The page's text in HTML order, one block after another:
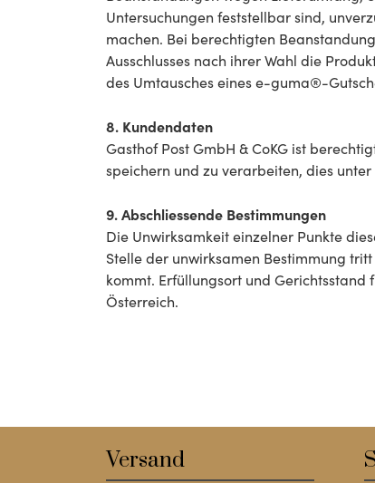
Untersuchungen feststellbar sind,
machen. Bei berechtigten
Ausschlusses nach ihrer Wahl die
des Umtausches eines e-guma®-
8. Kundendaten
Gasthof Post GmbH & CoKG ist
speichern und zu verarbeiten, dies
9. Abschliessende Bestimmungen
Die Unwirksamkeit einzelner Punkte
Stelle der unwirksamen Bestimmung
kommt. Erfüllungsort und Gerichtsstand
Österreich.
Versand